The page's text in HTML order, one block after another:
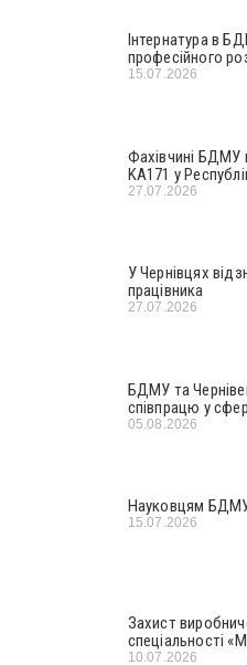
Інтернатура в
професійного
15.07.2026
Фахівчині БДМУ
KA171 у
27.07.2026
У Чернівцях
працівника
27.07.2026
БДМУ та
співпрацю у
05.08.2026
Науковцям БДМУ
15.07.2026
Захист
спеціальності
10.07.2026